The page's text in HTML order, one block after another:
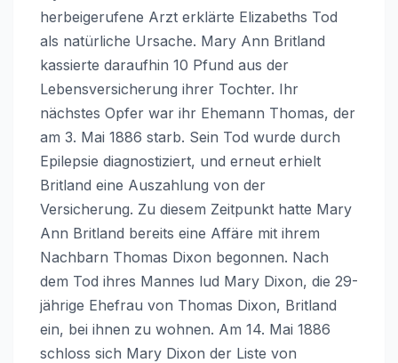
herbeigerufene Arzt erklärte Elizabeths Tod
als natürliche Ursache. Mary Ann Britland
kassierte daraufhin 10 Pfund aus der
Lebensversicherung ihrer Tochter. Ihr
nächstes Opfer war ihr Ehemann Thomas, der
am 3. Mai 1886 starb. Sein Tod wurde durch
Epilepsie diagnostiziert, und erneut erhielt
Britland eine Auszahlung von der
Versicherung. Zu diesem Zeitpunkt hatte Mary
Ann Britland bereits eine Affäre mit ihrem
Nachbarn Thomas Dixon begonnen. Nach
dem Tod ihres Mannes lud Mary Dixon, die 29-
jährige Ehefrau von Thomas Dixon, Britland
ein, bei ihnen zu wohnen. Am 14. Mai 1886
schloss sich Mary Dixon der Liste von